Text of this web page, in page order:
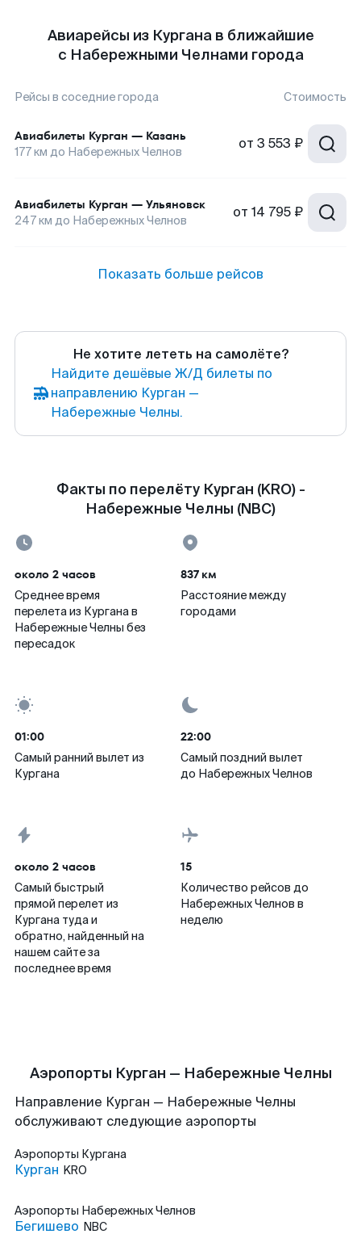
Авиарейсы из Кургана в ближайшие
с Набережными Челнами города
Рейсы в соседние города Стоимость
Авиабилеты Курган — Казань
177км до Набережных Челнов от 3 553 ₽
Авиабилеты Курган — Ульяновск
247км до Набережных Челнов от 14 795 ₽
Показать больше рейсов
Не хотите лететь на самолёте?
Найдите дешёвые Ж/Д билеты по
направлению Курган —
Набережные Челны.
Факты по перелёту Курган (KRO) -
Набережные Челны (NBC)
около 2 часов
Среднее время
перелета из Кургана в
Набережные Челны без
пересадок
837 км
Расстояние между
городами
01:00
Самый ранний вылет из
Кургана
22:00
Самый поздний вылет
до Набережных Челнов
около 2 часов
Самый быстрый
прямой перелет из
Кургана туда и
обратно, найденный на
нашем сайте за
последнее время
15
Количество рейсов до
Набережных Челнов в
неделю
Аэропорты Курган — Набережные Челны
Направление Курган — Набережные Челны
обслуживают следующие аэропорты
Аэропорты Кургана
Курган KRO
Аэропорты Набережных Челнов
Бегишево NBC